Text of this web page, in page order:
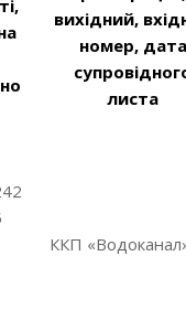
вихідний,
номер, дата
листа
ККП